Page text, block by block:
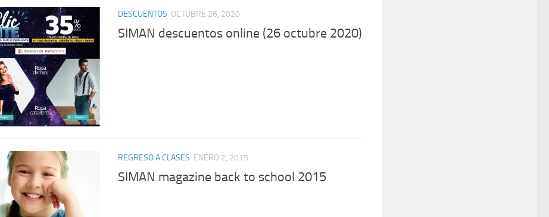
DESCUENTOS OCTUBRE 26, 2020
SIMAN descuentos online (26 octubre 2020)
REGRESO A CLASES ENERO 2, 2015
SIMAN magazine back to school 2015